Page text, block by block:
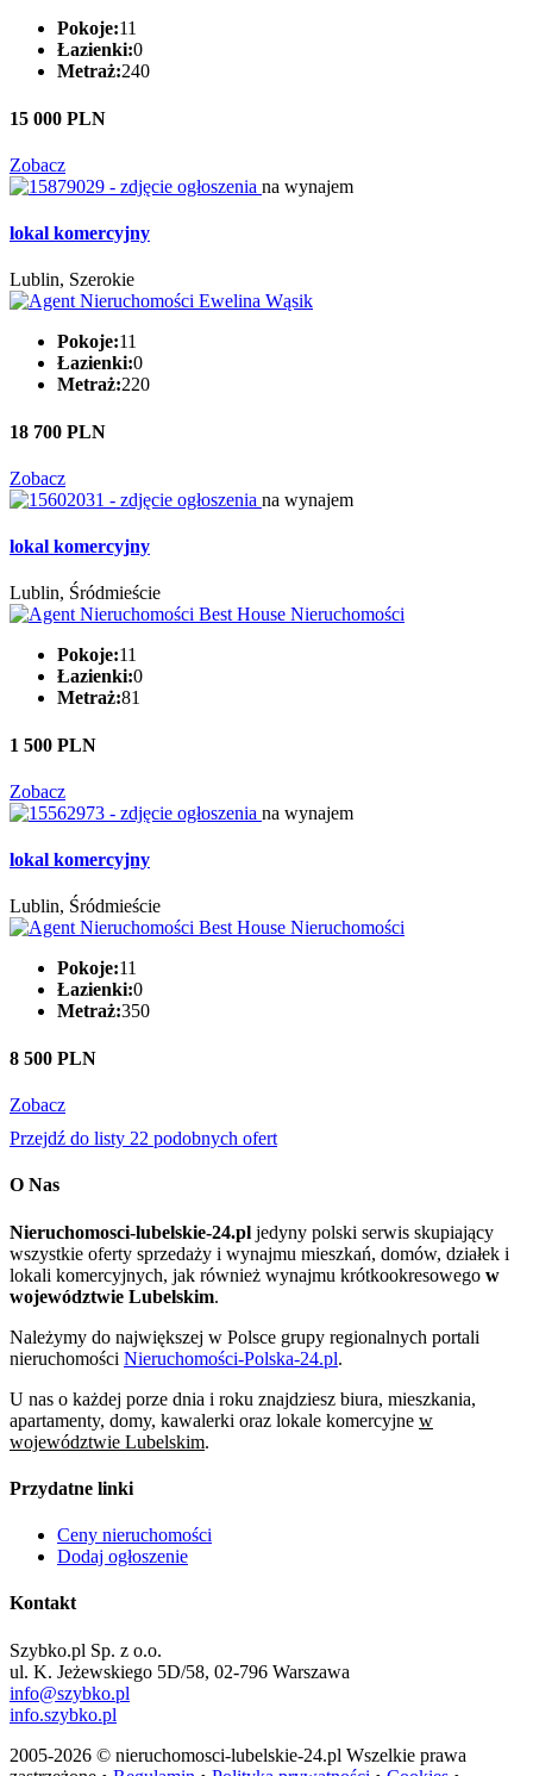
Pokoje:11
Łazienki:0
Metraż:240
15 000 PLN
Zobacz
na wynajem
lokal komercyjny
Lublin, Szerokie
Pokoje:11
Łazienki:0
Metraż:220
18 700 PLN
Zobacz
na wynajem
lokal komercyjny
Lublin, Śródmieście
Pokoje:11
Łazienki:0
Metraż:81
1 500 PLN
Zobacz
na wynajem
lokal komercyjny
Lublin, Śródmieście
Pokoje:11
Łazienki:0
Metraż:350
8 500 PLN
Zobacz
Przejdź do listy 22 podobnych ofert
O Nas
Nieruchomosci-lubelskie-24.pl jedyny polski serwis skupiający
wszystkie oferty sprzedaży i wynajmu mieszkań, domów, działek i
lokali komercyjnych, jak również wynajmu krótkookresowego w
województwie Lubelskim.
Należymy do największej w Polsce grupy regionalnych portali
nieruchomości Nieruchomości-Polska-24.pl.
U nas o każdej porze dnia i roku znajdziesz biura, mieszkania,
apartamenty, domy, kawalerki oraz lokale komercyjne w
województwie Lubelskim.
Przydatne linki
Ceny nieruchomości
Dodaj ogłoszenie
Kontakt
Szybko.pl Sp. z o.o.
ul. K. Jeżewskiego 5D/58, 02-796 Warszawa
info@szybko.pl
info.szybko.pl
2005-2026 © nieruchomosci-lubelskie-24.pl Wszelkie prawa